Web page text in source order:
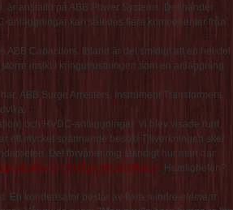
anställd på ABB Power Systems. Det händer
anläggningar kan således flera komponenter från
Capacitors. Ibland är det smidigt att en hel del
insikt i kringutrustningen som en anläggning
ABB Surge Arresters, Instrument Transformers,
och HVDC-anläggningar. Vi blev visade runt
ett mycket spännande besök! Tillverkningen sker
Det förvånar mig ständigt hur man har
produktionen till lågkostnadsländer. Hemligheten?
En kondensator består av flera mindre element